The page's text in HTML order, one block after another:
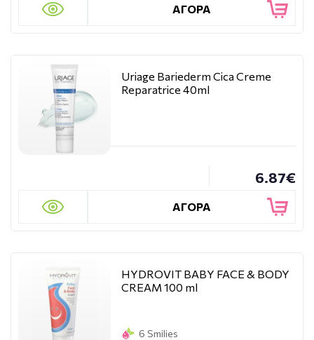
ΑΓΟΡΑ
Uriage Bariederm Cica Creme
Reparatrice 40ml
6.87€
ΑΓΟΡΑ
HYDROVIT BABY FACE & BODY
CREAM 100 ml
6 Smilies